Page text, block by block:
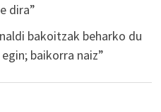
dira”
bakoitzak beharko du
baikorra naiz”